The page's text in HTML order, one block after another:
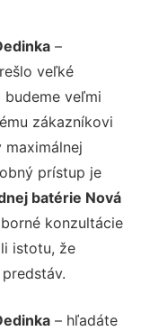
–
veľké
veľmi
zákazníkovi
prístup je
batérie Nová
konzultácie
istotu, že
– hľadáte